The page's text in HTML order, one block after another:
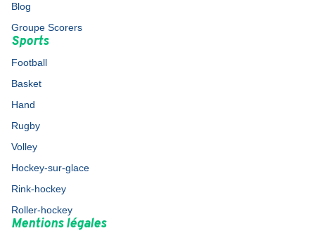
Blog
Groupe Scorers
Sports
Football
Basket
Hand
Rugby
Volley
Hockey-sur-glace
Rink-hockey
Roller-hockey
Mentions légales